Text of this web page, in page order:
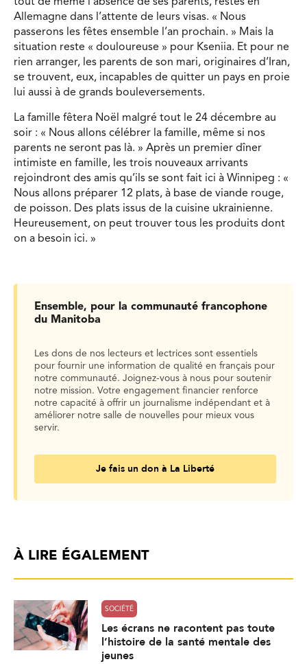
tout de même l’absence de ses parents, restés en
Allemagne dans l’attente de leurs visas. « Nous
passerons les fêtes ensemble l’an prochain. » Mais la
situation reste « douloureuse » pour Kseniia. Et pour ne
rien arranger, les parents de son mari, originaires d’Iran,
se trouvent, eux, incapables de quitter un pays en proie
lui aussi à de grands bouleversements.
La famille fêtera Noël malgré tout le 24 décembre au
soir : « Nous allons célébrer la famille, même si nos
parents ne seront pas là. » Après un premier dîner
intimiste en famille, les trois nouveaux arrivants
rejoindront des amis qu’ils se sont fait ici à Winnipeg : «
Nous allons préparer 12 plats, à base de viande rouge,
de poisson. Des plats issus de la cuisine ukrainienne.
Heureusement, on peut trouver tous les produits dont
on a besoin ici. »
Ensemble, pour la communauté francophone
du Manitoba
Les dons de nos lecteurs et lectrices sont essentiels
pour fournir une information de qualité en français pour
notre communauté. Joignez-vous à nous pour soutenir
notre mission. Votre engagement financier renforce
notre capacité à offrir un journalisme indépendant et à
améliorer notre salle de nouvelles pour mieux vous
servir.
Je fais un don à La Liberté
À LIRE ÉGALEMENT
SOCIÉTÉ
Les écrans ne racontent pas toute
l’histoire de la santé mentale des
jeunes